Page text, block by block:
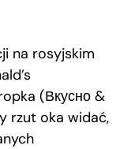
na rosyjskim
(Вкусно &
rzut oka widać,